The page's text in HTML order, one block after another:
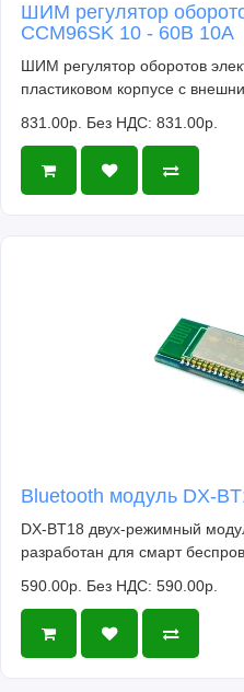
ШИМ регулятор
CCM96SK 10 - 60В 10А
ШИМ регулятор оборотов
пластиковом корпусе с
831.00р. Без НДС: 831.00р.
Bluetooth модуль DX-
DX-BT18 двух-режимный
разработан для смарт
590.00р. Без НДС: 590.00р.